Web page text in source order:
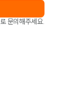
로 문의해주세요.